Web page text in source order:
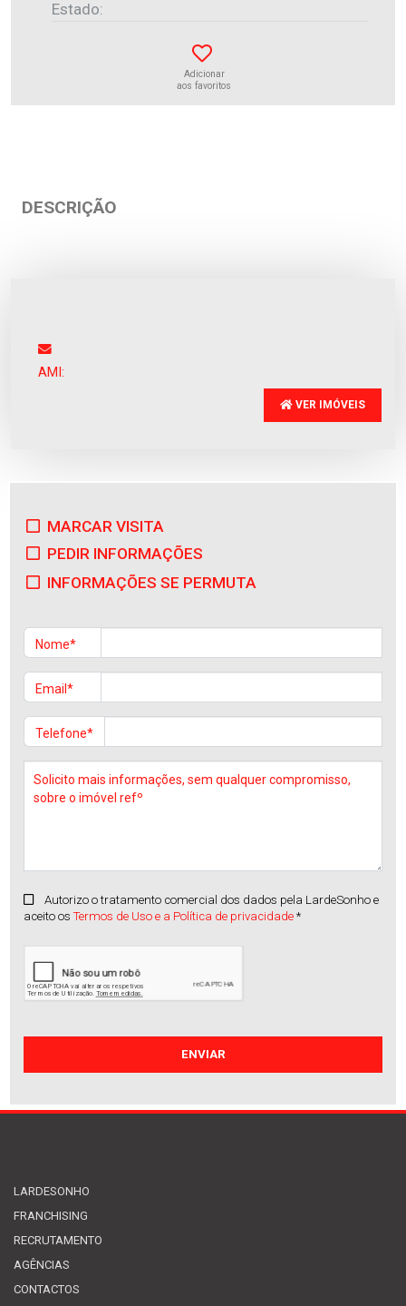
Estado:
Adicionar
aos favoritos
Venda
Apartamento
Fão
Venda:355.000€
Apartamento
Fão
Venda :355.000€
Andar moradia
Arrendamento:1.300€
DESCRIÇÃO
AMI:
VER IMÓVEIS
MARCAR VISITA
PEDIR INFORMAÇÕES
INFORMAÇÕES SE PERMUTA
Nome*
Email*
Telefone*
Autorizo o tratamento comercial dos dados pela LardeSonho e
aceito os Termos de Uso e a Política de privacidade *
LARDESONHO
FRANCHISING
RECRUTAMENTO
AGÊNCIAS
CONTACTOS